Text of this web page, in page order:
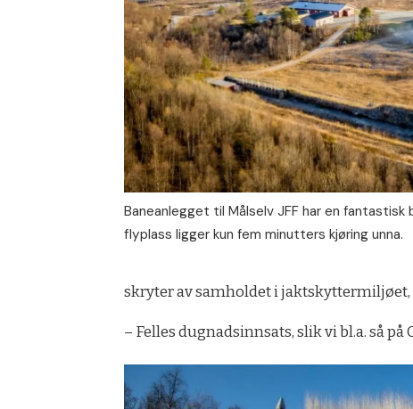
Baneanlegget til Målselv JFF har en fantastisk
flyplass ligger kun fem minutters kjøring unna.
skryter av samholdet i jaktskyttermiljøet,
– Felles dugnadsinnsats, slik vi bl.a. så